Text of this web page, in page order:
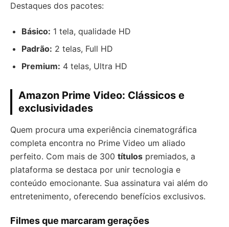
Destaques dos pacotes:
Básico: 1 tela, qualidade HD
Padrão: 2 telas, Full HD
Premium: 4 telas, Ultra HD
Amazon Prime Video: Clássicos e
exclusividades
Quem procura uma experiência cinematográfica
completa encontra no Prime Video um aliado
perfeito. Com mais de 300 títulos premiados, a
plataforma se destaca por unir tecnologia e
conteúdo emocionante. Sua assinatura vai além do
entretenimento, oferecendo benefícios exclusivos.
Filmes que marcaram gerações